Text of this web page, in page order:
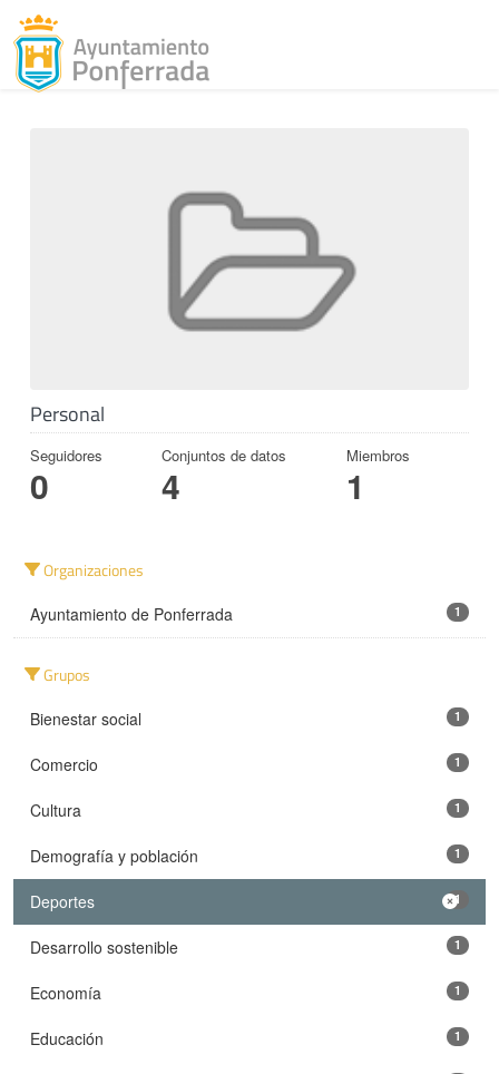
Personal
Seguidores
0
Conjuntos de datos
4
Miembros
1
Organizaciones
Ayuntamiento de Ponferrada 1
Grupos
Bienestar social 1
Comercio 1
Cultura 1
Demografía y población 1
Deportes 1
Desarrollo sostenible 1
Economía 1
Educación 1